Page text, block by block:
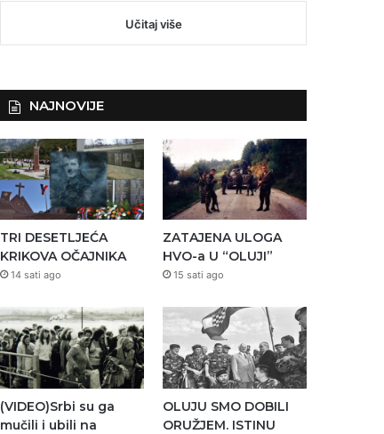
Učitaj više
NAJNOVIJE
TRI DESETLJEĆA
KRIKOVA OČAJNIKA
14 sati ago
ZATAJENA ULOGA
HVO-a U “OLUJI”
15 sati ago
(VIDEO)Srbi su ga
mučili i ubili na
OLUJU SMO DOBILI
ORUŽJEM. ISTINU